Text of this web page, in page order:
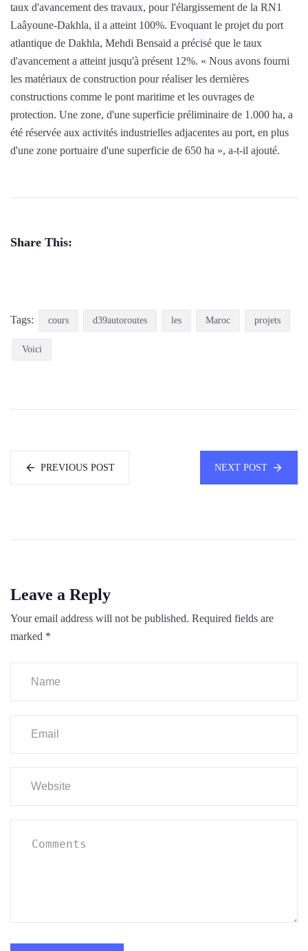
taux d'avancement des travaux, pour l'élargissement de la RN1
Laâyoune-Dakhla, il a atteint 100%. Evoquant le projet du port
atlantique de Dakhla, Mehdi Bensaid a précisé que le taux
d'avancement a atteint jusqu'à présent 12%. « Nous avons fourni
les matériaux de construction pour réaliser les dernières
constructions comme le pont maritime et les ouvrages de
protection. Une zone, d'une superficie préliminaire de 1.000 ha, a
été réservée aux activités industrielles adjacentes au port, en plus
d'une zone portuaire d'une superficie de 650 ha », a-t-il ajouté.
Share This:
Tags: cours d39autoroutes les Maroc projets
Voici
PREVIOUS POST NEXT POST
Leave a Reply
Your email address will not be published. Required fields are
marked *